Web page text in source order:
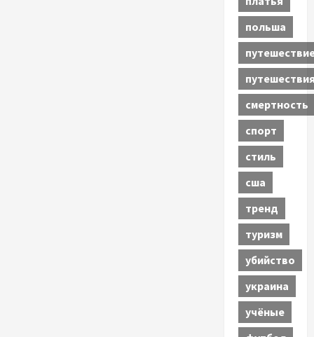
польша
смертность
спорт
стиль
сша
тренд
туризм
убийство
украина
учёные